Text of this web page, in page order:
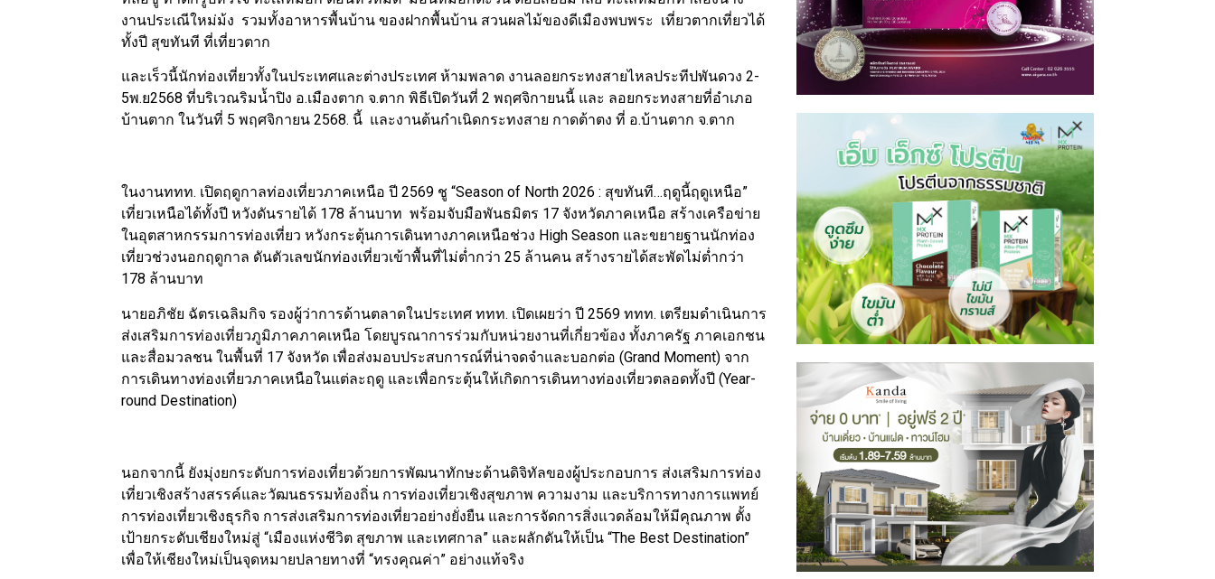
งานประเณีใหม่ม้ง รวมทั้งอาหารพื้นบ้าน ของฝากพื้นบ้าน สวนผลไม้ของดีเมืองพบพระ เที่ยวตากเที่ยวได้
ทั้งปี สุขทันที ที่เที่ยวตาก
และเร็วนี้นักท่องเที่ยวทั้งในประเทศและต่างประเทศ ห้ามพลาด งานลอยกระทงสายไหลประทีปพันดวง 2-
5พ.ย2568 ที่บริเวณริมน้ำปิง อ.เมืองตาก จ.ตาก พิธีเปิดวันที่ 2 พฤศจิกายนนี้ และ ลอยกระทงสายที่อำเภอ
บ้านตาก ในวันที่ 5 พฤศจิกายน 2568. นี้ และงานต้นกำเนิดกระทงสาย กาดต้าตง ที่ อ.บ้านตาก จ.ตาก
ในงานททท. เปิดฤดูกาลท่องเที่ยวภาคเหนือ ปี 2569 ชู “Season of North 2026 : สุขทันที…ฤดูนี้ฤดูเหนือ”
เที่ยวเหนือได้ทั้งปี หวังดันรายได้ 178 ล้านบาท พร้อมจับมือพันธมิตร 17 จังหวัดภาคเหนือ สร้างเครือข่าย
ในอุตสาหกรรมการท่องเที่ยว หวังกระตุ้นการเดินทางภาคเหนือช่วง High Season และขยายฐานนักท่อง
เที่ยวช่วงนอกฤดูกาล ดันตัวเลขนักท่องเที่ยวเข้าพื้นที่ไม่ต่ำกว่า 25 ล้านคน สร้างรายได้สะพัดไม่ต่ำกว่า
178 ล้านบาท
นายอภิชัย ฉัตรเฉลิมกิจ รองผู้ว่าการด้านตลาดในประเทศ ททท. เปิดเผยว่า ปี 2569 ททท. เตรียมดำเนินการ
ส่งเสริมการท่องเที่ยวภูมิภาคภาคเหนือ โดยบูรณาการร่วมกับหน่วยงานที่เกี่ยวข้อง ทั้งภาครัฐ ภาคเอกชน
และสื่อมวลชน ในพื้นที่ 17 จังหวัด เพื่อส่งมอบประสบการณ์ที่น่าจดจำและบอกต่อ (Grand Moment) จาก
การเดินทางท่องเที่ยวภาคเหนือในแต่ละฤดู และเพื่อกระตุ้นให้เกิดการเดินทางท่องเที่ยวตลอดทั้งปี (Year-
round Destination)
นอกจากนี้ ยังมุ่งยกระดับการท่องเที่ยวด้วยการพัฒนาทักษะด้านดิจิทัลของผู้ประกอบการ ส่งเสริมการท่อง
เที่ยวเชิงสร้างสรรค์และวัฒนธรรมท้องถิ่น การท่องเที่ยวเชิงสุขภาพ ความงาม และบริการทางการแพทย์
การท่องเที่ยวเชิงธุรกิจ การส่งเสริมการท่องเที่ยวอย่างยั่งยืน และการจัดการสิ่งแวดล้อมให้มีคุณภาพ ตั้ง
เป้ายกระดับเชียงใหม่สู่ “เมืองแห่งชีวิต สุขภาพ และเทศกาล” และผลักดันให้เป็น “The Best Destination”
เพื่อให้เชียงใหม่เป็นจุดหมายปลายทางที่ “ทรงคุณค่า” อย่างแท้จริง